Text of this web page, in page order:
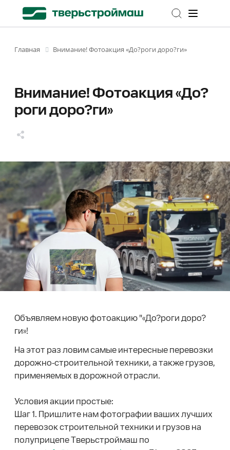
Главная Внимание! Фотоакция «До?роги доро?ги»
Внимание! Фотоакция «До?
роги доро?ги»
Объявляем новую фотоакцию "«До?роги доро?
ги»!
На этот раз ловим самые интересные перевозки
дорожно-строительной техники, а также грузов,
применяемых в дорожной отрасли.
Условия акции простые:
Шаг 1. Пришлите нам фотографии ваших лучших
перевозок строительной техники и грузов на
полуприцепе Тверьстроймаш по